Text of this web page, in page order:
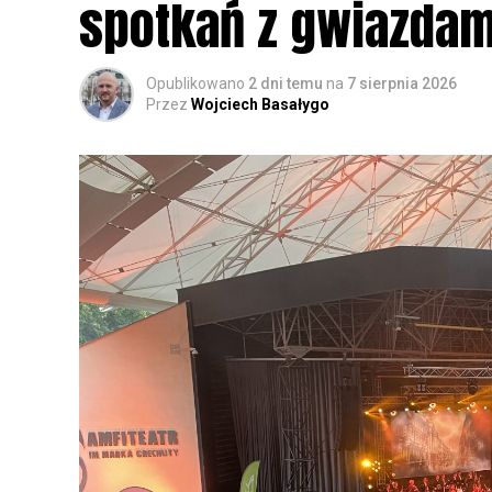
spotkań z
Opublikowano 2 dni temu na 7 sierpnia 2026
Przez Wojciech Basałygo